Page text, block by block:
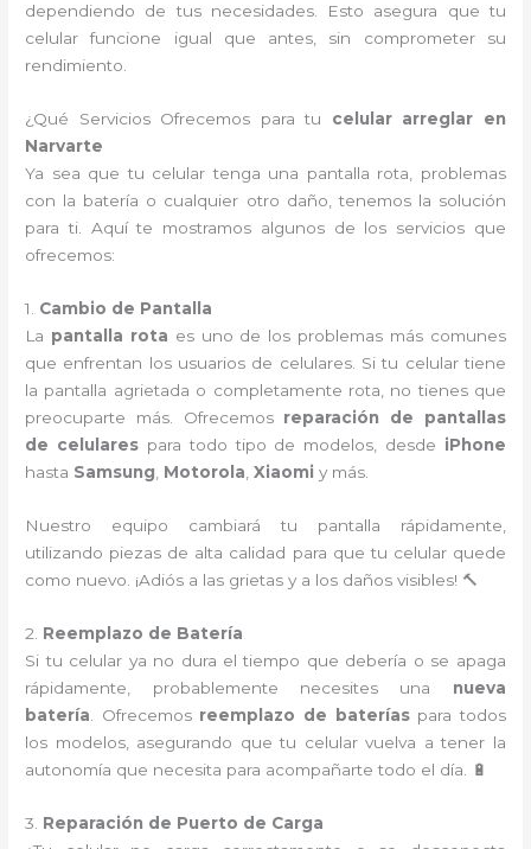
dependiendo de tus necesidades. Esto asegura que tu
celular funcione igual que antes, sin comprometer su
rendimiento.
¿Qué Servicios Ofrecemos para tu celular arreglar en
Narvarte
Ya sea que tu celular tenga una pantalla rota, problemas
con la batería o cualquier otro daño, tenemos la solución
para ti. Aquí te mostramos algunos de los servicios que
ofrecemos:
1. Cambio de Pantalla
La pantalla rota es uno de los problemas más comunes
que enfrentan los usuarios de celulares. Si tu celular tiene
la pantalla agrietada o completamente rota, no tienes que
preocuparte más. Ofrecemos reparación de pantallas
de celularespara todo tipo de modelos, desde iPhone
hasta Samsung Motorola ,Xiaomi y más.
Nuestro equipo cambiará tu pantalla rápidamente,
utilizando piezas de alta calidad para que tu celular quede
como nuevo. ¡Adiós a las grietas y a los daños visibles! 🔨
2. Reemplazo de Batería
Si tu celular ya no dura el tiempo que debería o se apaga
rápidamente, probablemente necesites una nueva
batería . Ofrecemos reemplazo de bateríaspara todos
los modelos, asegurando que tu celular vuelva a tener la
autonomía que necesita para acompañarte todo el día. 🔋
3. Reparación de Puerto de Carga